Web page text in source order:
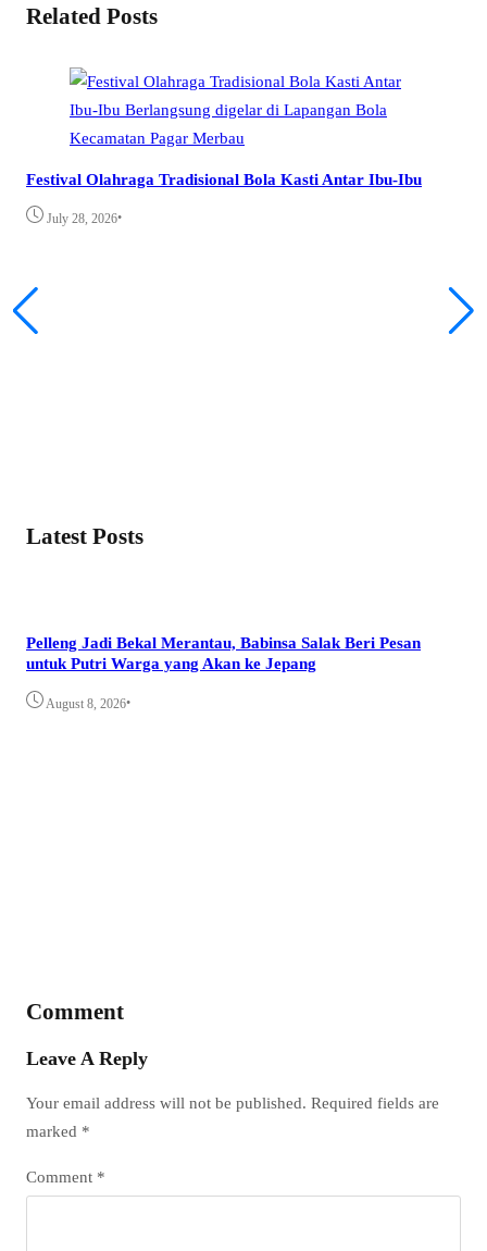
Related Posts
Festival Olahraga Tradisional Bola Kasti Antar Ibu-Ibu
July 28, 2026•
Latest Posts
Pelleng Jadi Bekal Merantau, Babinsa Salak Beri Pesan
untuk Putri Warga yang Akan ke Jepang
August 8, 2026•
Comment
Leave A Reply
Your email address will not be published. Required fields are
marked *
Comment *